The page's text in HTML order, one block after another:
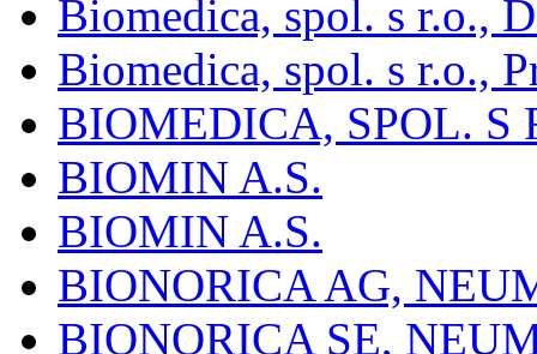
Biomedica, spol. s r.o.,
Biomedica, spol. s r.o.,
BIOMEDICA, SPOL. S
BIOMIN A.S.
BIOMIN A.S.
BIONORICA AG,
BIONORICA SE,